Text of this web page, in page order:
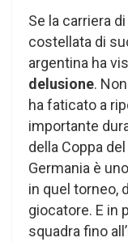
Se la carriera
costellata di
argentina ha
delusione.
ha faticato a
importante
della Coppa
Germania è
in quel torneo,
giocatore. E in
squadra fino